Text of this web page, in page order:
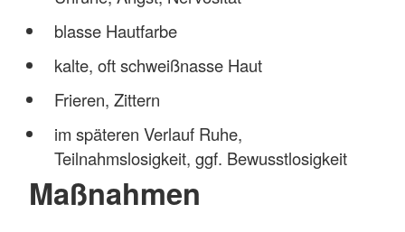
blasse Hautfarbe
kalte, oft schweißnasse Haut
Frieren, Zittern
im späteren Verlauf Ruhe,
Teilnahmslosigkeit, ggf. Bewusstlosigkeit
Maßnahmen